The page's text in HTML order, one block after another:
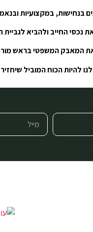
בנחישות, במקצועיות
נכסי החייב ולהביא
המאבק המשפטי בראש
לנו להיות הכוח המוביל